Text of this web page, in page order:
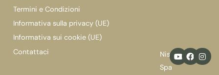
Termini e Condizioni
Informativa sulla privacy (UE)
Informativa sui cookie (UE)
Contattaci
Nisa
Spa
Y
o
u
F
a
c
I
n
s